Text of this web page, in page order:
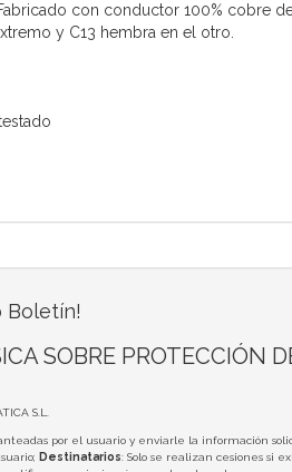
con conductor 100% cobre
y C13 hembra en el otro.
Boletín!
SOBRE PROTECCIÓN
S.L.
por el usuario y enviarle la información
Destinatarios: Solo se realizan cesiones si